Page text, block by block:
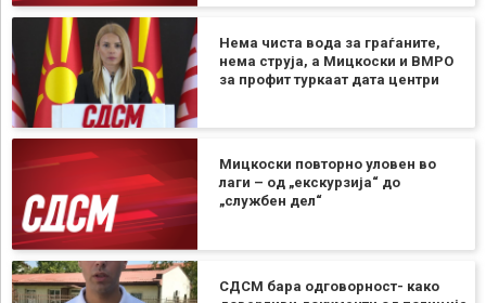
Нема чиста вода за граѓаните,
нема струја, а Мицкоски и ВМРО
за профит туркаат дата центри
Мицкоски повторно уловен во
лаги – од „екскурзија“ до
„службен дел“
СДСМ бара одговорност- како